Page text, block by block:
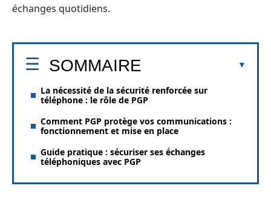
échanges quotidiens.
SOMMAIRE
La nécessité de la sécurité renforcée sur
téléphone : le rôle de PGP
Comment PGP protège vos communications :
fonctionnement et mise en place
Guide pratique : sécuriser ses échanges
téléphoniques avec PGP